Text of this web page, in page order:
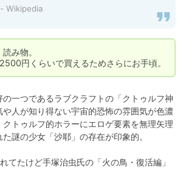
Wikipedia
み物。
円くらいで買えるためさらにお手頃。
一つであるラブクラフトの「クトゥルフ神
人が知り得ない宇宙的恐怖の雰囲気が色濃
クトゥルフ的ホラーにエロゲ要素を無理矢理
謎の少女「沙耶」の存在が印象的。
たけど手塚治虫氏の「火の鳥・復活編」